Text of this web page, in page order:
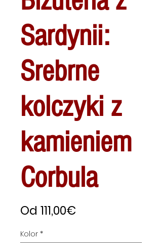
Sardynii:
Srebrne
kolczyki z
kamieniem
Corbula
Od 111,00€
Kolor *